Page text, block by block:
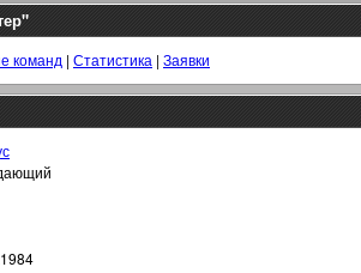
команд | Статистика | Заявки